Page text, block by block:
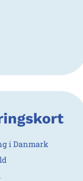
i Danmark